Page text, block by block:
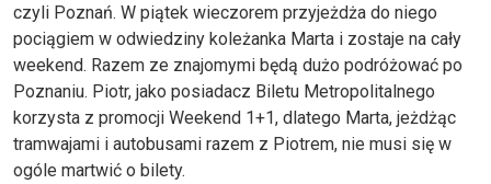
czyli Poznań. W piątek wieczorem przyjeżdża do niego
pociągiem w odwiedziny koleżanka Marta i zostaje na cały
weekend. Razem ze znajomymi będą dużo podróżować po
Poznaniu. Piotr, jako posiadacz Biletu Metropolitalnego
korzysta z promocji Weekend 1+1, dlatego Marta, jeżdżąc
tramwajami i autobusami razem z Piotrem, nie musi się w
ogóle martwić o bilety.